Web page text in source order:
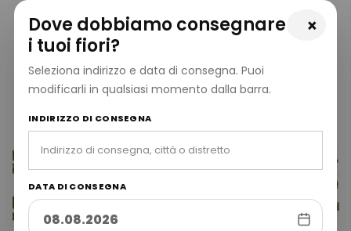
×
Dove dobbiamo consegnare
i tuoi fiori?
Seleziona indirizzo e data di consegna. Puoi
modificarli in qualsiasi momento dalla barra.
INDIRIZZO DI CONSEGNA
DATA DI CONSEGNA